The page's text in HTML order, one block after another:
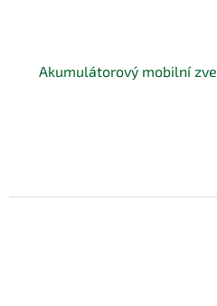
Akumulátorový mobilní